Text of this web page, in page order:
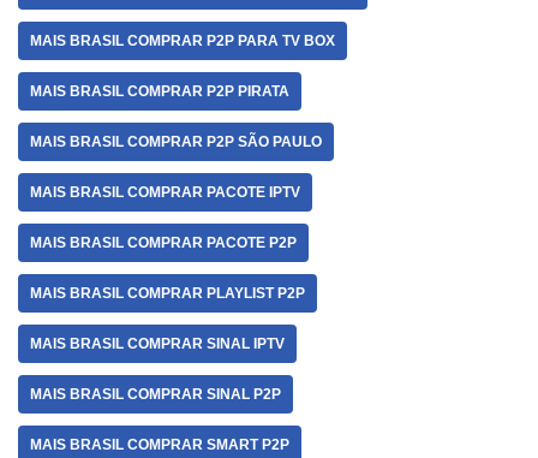
MAIS BRASIL COMPRAR P2P PARA TV BOX
MAIS BRASIL COMPRAR P2P PIRATA
MAIS BRASIL COMPRAR P2P SÃO PAULO
MAIS BRASIL COMPRAR PACOTE IPTV
MAIS BRASIL COMPRAR PACOTE P2P
MAIS BRASIL COMPRAR PLAYLIST P2P
MAIS BRASIL COMPRAR SINAL IPTV
MAIS BRASIL COMPRAR SINAL P2P
MAIS BRASIL COMPRAR SMART P2P